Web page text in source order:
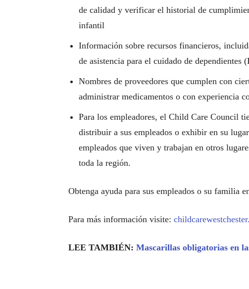
de calidad y verificar el historial de
infantil
Información sobre recursos financieros,
de asistencia para el cuidado de dependientes
Nombres de proveedores que cumplen con
administrar medicamentos o con experiencia
Para los empleadores, el Child Care Council
distribuir a sus empleados o exhibir en su
empleados que viven y trabajan en otros
toda la región.
Obtenga ayuda para sus empleados o su familia
Para más información visite:
LEE TAMBIÉN: Mascarillas obligatorias en